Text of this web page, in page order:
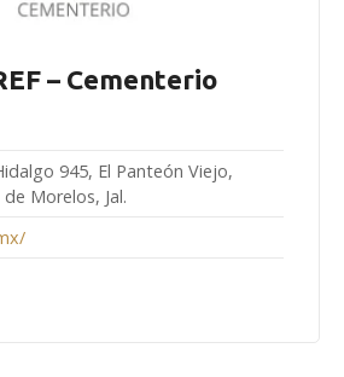
– Cementerio
945, El Panteón Viejo,
Morelos, Jal.